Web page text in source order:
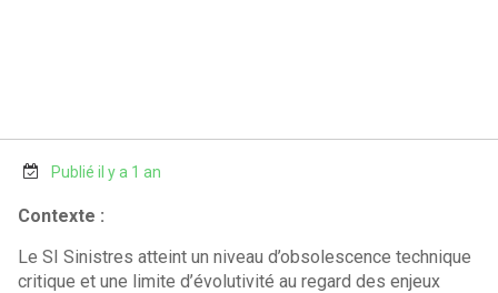
Publié il y a 1 an
Contexte :
Le SI Sinistres atteint un niveau d’obsolescence technique
critique et une limite d’évolutivité au regard des enjeux